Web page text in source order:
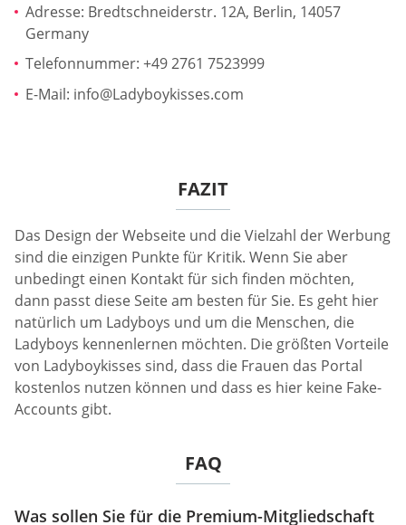
Adresse: Bredtschneiderstr. 12A, Berlin, 14057
Germany
Telefonnummer: +49 2761 7523999
E-Mail: info@Ladyboykisses.com
FAZIT
Das Design der Webseite und die Vielzahl der Werbung
sind die einzigen Punkte für Kritik. Wenn Sie aber
unbedingt einen Kontakt für sich finden möchten,
dann passt diese Seite am besten für Sie. Es geht hier
natürlich um Ladyboys und um die Menschen, die
Ladyboys kennenlernen möchten. Die größten Vorteile
von Ladyboykisses sind, dass die Frauen das Portal
kostenlos nutzen können und dass es hier keine Fake-
Accounts gibt.
FAQ
Was sollen Sie für die Premium-Mitgliedschaft